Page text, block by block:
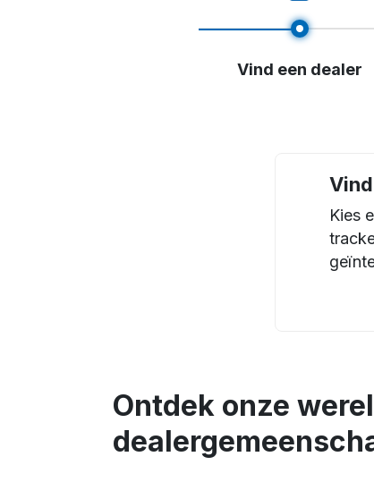
Vind een dealer
Kies
Ontdek onze